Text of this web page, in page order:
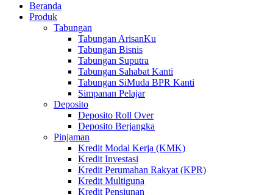
Beranda
Produk
Tabungan
Tabungan ArisanKu
Tabungan Bisnis
Tabungan Suputra
Tabungan Sahabat Kanti
Tabungan SiMuda BPR Kanti
Simpanan Pelajar
Deposito
Deposito Roll Over
Deposito Berjangka
Pinjaman
Kredit Modal Kerja (KMK)
Kredit Investasi
Kredit Perumahan Rakyat (KPR)
Kredit Multiguna
Kredit Pensiunan